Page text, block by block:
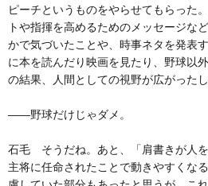
ピーチというものをやらせてもらった
トや指揮を高めるためのメッセージな
かで気づいたことや、時事ネタを発表
に本を読んだり映画を見たり、野球以
の結果、人間としての視野が広がった
――野球だけじゃダメ。
石毛 そうだね。あと、「肩書きが人
主将に任命されたことで動きやすくな